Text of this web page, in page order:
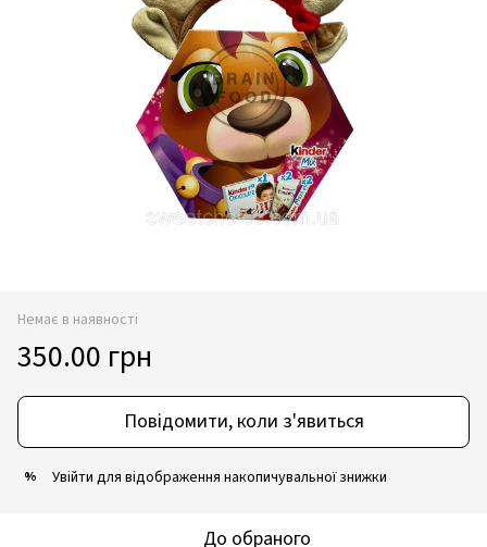
Немає в наявності
350.00 грн
Повідомити, коли з'явиться
% Увійти для відображення накопичувальної знижки
До обраного